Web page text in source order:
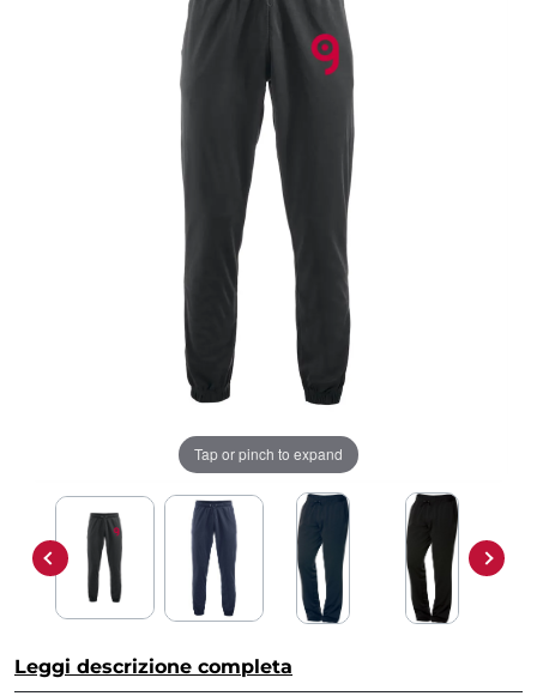
Tap or pinch to expand
Leggi descrizione completa